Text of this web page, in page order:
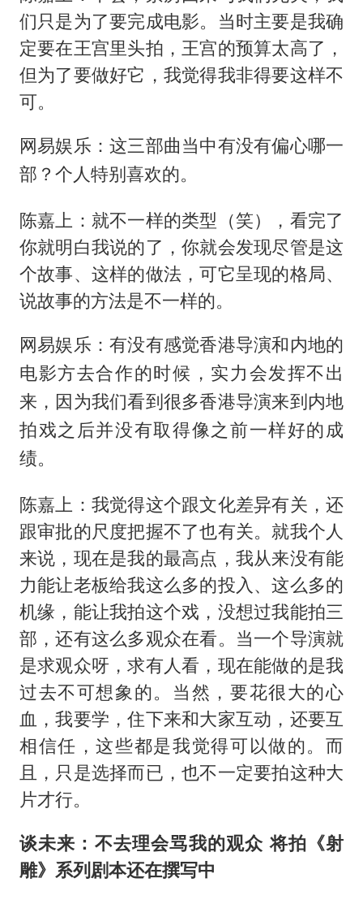
们只是为了要完成电影。当时主要是我确
定要在王宫里头拍，王宫的预算太高了，
但为了要做好它，我觉得我非得要这样不
可。
网易娱乐：这三部曲当中有没有偏心哪一
部？个人特别喜欢的。
陈嘉上：就不一样的类型（笑），看完了
你就明白我说的了，你就会发现尽管是这
个故事、这样的做法，可它呈现的格局、
说故事的方法是不一样的。
网易娱乐：有没有感觉香港导演和内地的
电影方去合作的时候，实力会发挥不出
来，因为我们看到很多香港导演来到内地
拍戏之后并没有取得像之前一样好的成
绩。
陈嘉上：我觉得这个跟文化差异有关，还
跟审批的尺度把握不了也有关。就我个人
来说，现在是我的最高点，我从来没有能
力能让老板给我这么多的投入、这么多的
机缘，能让我拍这个戏，没想过我能拍三
部，还有这么多观众在看。当一个导演就
是求观众呀，求有人看，现在能做的是我
过去不可想象的。当然，要花很大的心
血，我要学，住下来和大家互动，还要互
相信任，这些都是我觉得可以做的。而
且，只是选择而已，也不一定要拍这种大
片才行。
谈未来：不去理会骂我的观众 将拍《射
雕》系列剧本还在撰写中